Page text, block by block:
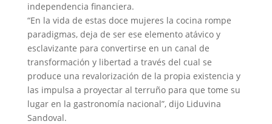
independencia financiera.
“En la vida de estas doce mujeres la cocina rompe
paradigmas, deja de ser ese elemento atávico y
esclavizante para convertirse en un canal de
transformación y libertad a través del cual se
produce una revalorización de la propia existencia y
las impulsa a proyectar al terruño para que tome su
lugar en la gastronomía nacional”, dijo Liduvina
Sandoval.